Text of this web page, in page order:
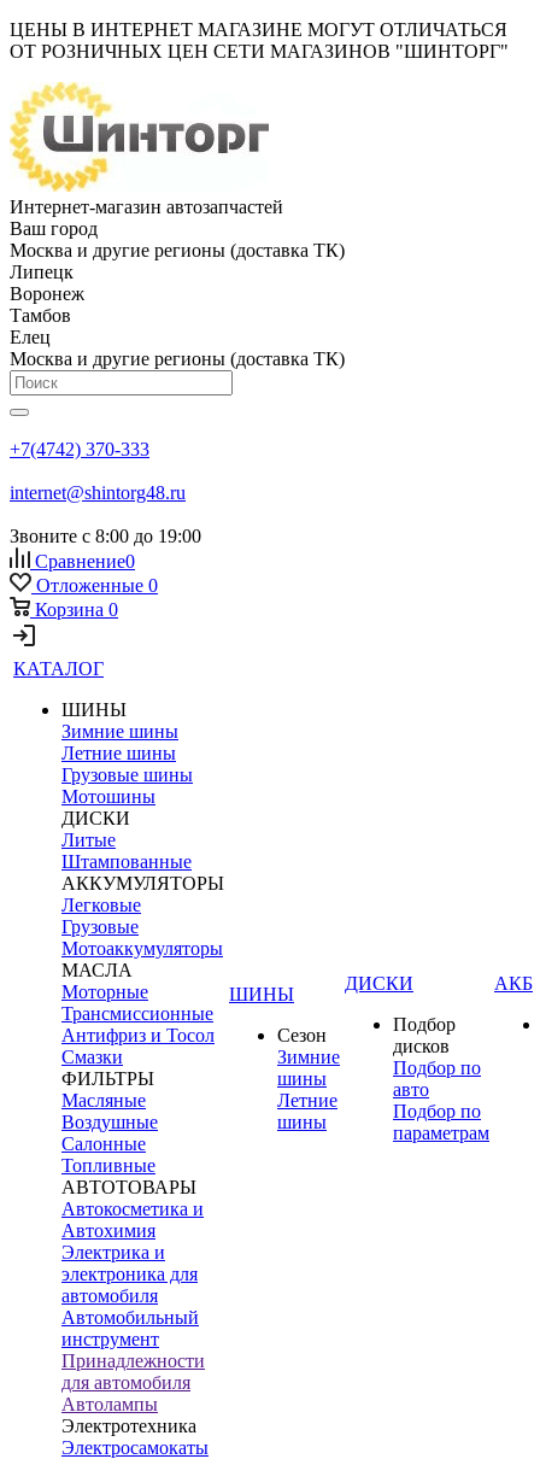
ЦЕНЫ В ИНТЕРНЕТ МАГАЗИНЕ МОГУТ ОТЛИЧАТЬСЯ
ОТ РОЗНИЧНЫХ ЦЕН СЕТИ МАГАЗИНОВ "ШИНТОРГ"
Интернет-магазин автозапчастей
Ваш город
Москва и другие регионы (доставка ТК)
Липецк
Воронеж
Тамбов
Елец
Москва и другие регионы (доставка ТК)
+7(4742) 370-333
internet@shintorg48.ru
Звоните с 8:00 до 19:00
Сравнение0
Отложенные 0
Корзина 0
КАТАЛОГ
ШИНЫ
Зимние шины
Летние шины
Грузовые шины
Мотошины
ДИСКИ
Литые
Штампованные
АККУМУЛЯТОРЫ
Легковые
Грузовые
Мотоаккумуляторы
МАСЛА
Моторные
Трансмиссионные
Антифриз и Тосол
Смазки
ФИЛЬТРЫ
Масляные
Воздушные
Салонные
Топливные
АВТОТОВАРЫ
Автокосметика и
Автохимия
Электрика и
электроника для
автомобиля
Автомобильный
инструмент
Принадлежности
для автомобиля
Автолампы
Электротехника
Электросамокаты
ШИНЫ
Сезон
Зимние
шины
Летние
шины
ДИСКИ
Подбор
дисков
Подбор по
авто
Подбор по
параметрам
АКБ